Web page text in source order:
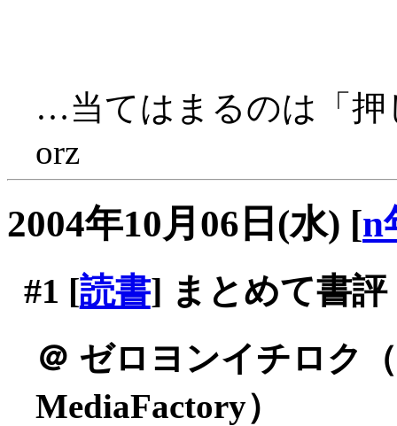
…当てはまるのは「押
orz
2004年10月06日(水) [n
#1 [読書] まとめて書評
＠ ゼロヨンイチロク
MediaFactory）